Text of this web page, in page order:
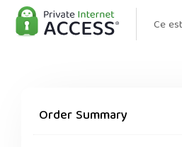
Ce
Order Summary